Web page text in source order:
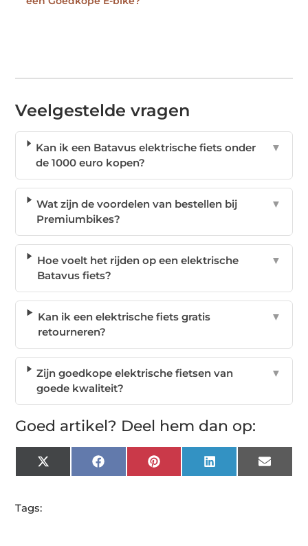
Veelgestelde vragen
Kan ik een Batavus elektrische fiets onder
de 1000 euro kopen?
▼
Wat zijn de voordelen van bestellen bij
Premiumbikes?
▼
Hoe voelt het rijden op een elektrische
Batavus fiets?
▼
Kan ik een elektrische fiets gratis
retourneren?
▼
Zijn goedkope elektrische fietsen van
goede kwaliteit?
▼
Goed artikel? Deel hem dan op:
X
(Twitter)
FacebookPinterest LinkedIn Email
Tags: